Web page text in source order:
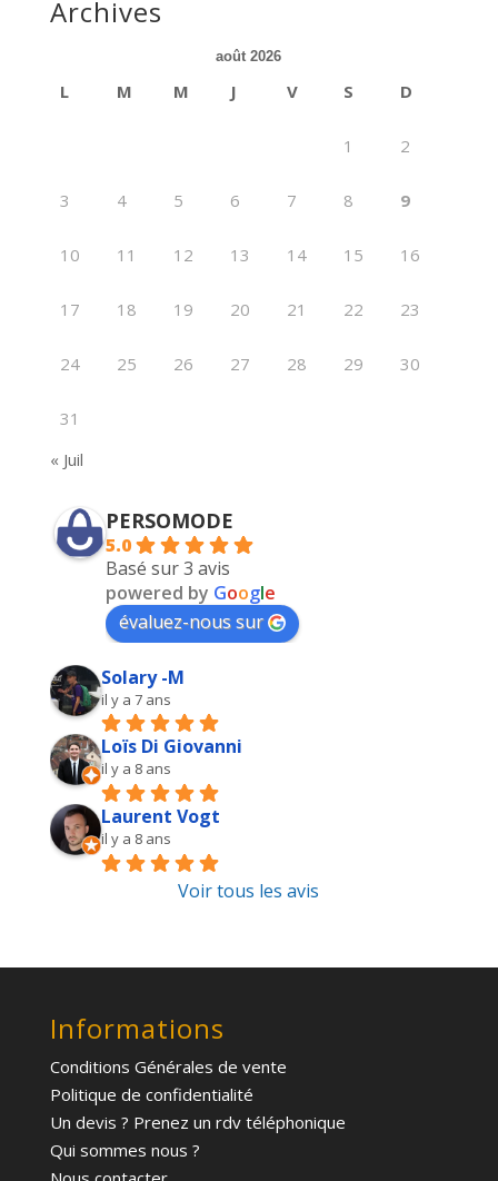
Archives
août 2026
L M M J V S D
1 2
3 4 5 6 7 8 9
10 11 12 13 14 15 16
17 18 19 20 21 22 23
24 25 26 27 28 29 30
31
« Juil
PERSOMODE
5.0
Basé sur 3 avis
powered by Google
évaluez-nous sur
Solary -M
il y a 7 ans
Loïs Di Giovanni
il y a 8 ans
Laurent Vogt
il y a 8 ans
Voir tous les avis
Informations
Conditions Générales de vente
Politique de confidentialité
Un devis ? Prenez un rdv téléphonique
Qui sommes nous ?